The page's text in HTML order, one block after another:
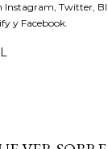
Instagram, Twitter,
y Facebook.